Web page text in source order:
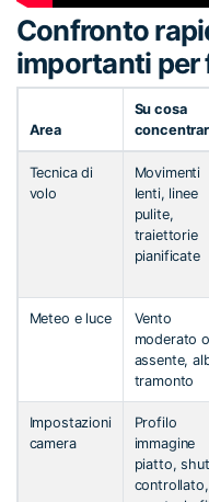
Confronto
importanti per
Area
Su cosa
Tecnica di
volo
Movimenti
lenti, linee
pulite,
traiettorie
pianificate
Meteo e luce
Vento
moderato o
assente,
tramonto
Impostazioni
camera
Profilo
immagine
piatto,
controllato,